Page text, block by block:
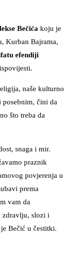
Bečića koju je
Kurban Bajrama,
efendiji
naše kulturno
posebnim, čini da
što treba da
snaga i mir.
praznik
povjerenja u
prema
vam da
zdravlju, slozi i
Bečić u čestitki.